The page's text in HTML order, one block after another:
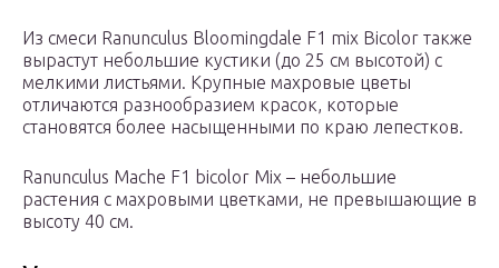
Из смеси Ranunculus Bloomingdale F1 mix Bicolor также
вырастут небольшие кустики (до 25 см высотой) с
мелкими листьями. Крупные махровые цветы
отличаются разнообразием красок, которые
становятся более насыщенными по краю лепестков.
Ranunculus Mache F1 bicolor Mix – небольшие
растения с махровыми цветками, не превышающие в
высоту 40 см.